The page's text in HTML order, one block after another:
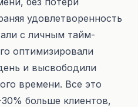
удовлетворенность
с личным тайм-
оптимизировали
и высвободили
времени. Все это
больше клиентов,